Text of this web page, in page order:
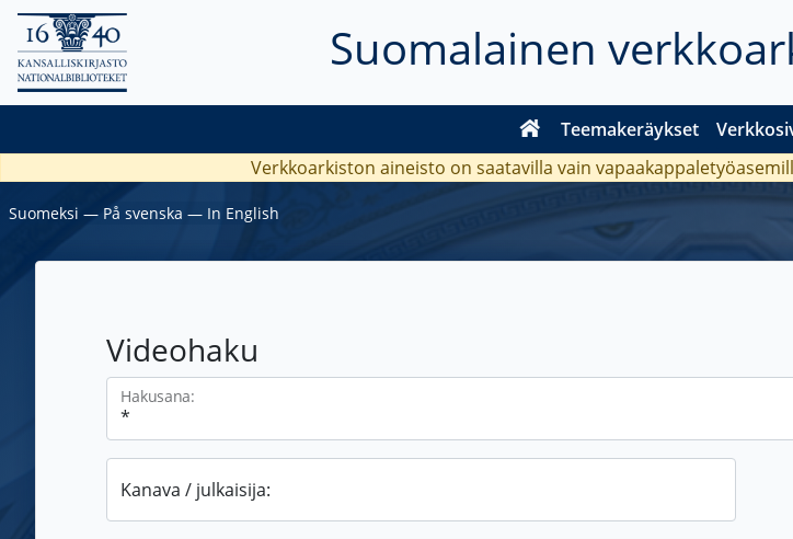
Suomalainen
Teemakeräykset
Verkkoarkiston aineisto on saatavilla vain
Suomeksi ― På svenska ― In English
Videohaku
Hakusana:
Kanava / julkaisija: